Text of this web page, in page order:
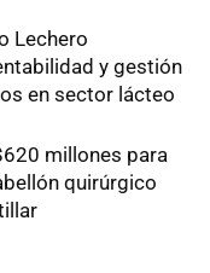
Lechero
y gestión
en sector lácteo
millones para
quirúrgico